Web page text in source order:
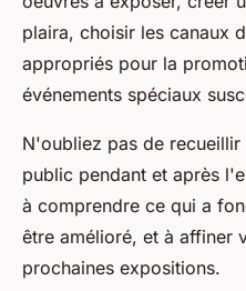
plaira, choisir les canaux
appropriés pour la
événements spéciaux
N'oubliez pas de
public pendant et après
à comprendre ce qui a
être amélioré, et à affiner
prochaines expositions.